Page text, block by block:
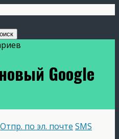
Google
Отпр. по эл. почте SMS